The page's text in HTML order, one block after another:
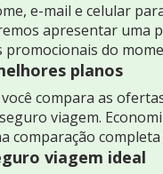
e-mail e celular
apresentar uma
promocionais do
planos
compara as
viagem.
comparação
viagem ideal